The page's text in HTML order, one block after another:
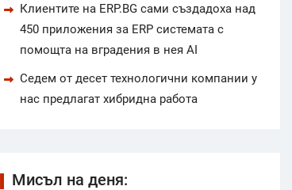
Клиентите на ERP.BG сами създадоха над
450 приложения за ERP системата с
помощта на вградения в нея AI
Седем от десет технологични компании у
нас предлагат хибридна работа
Мисъл на деня: